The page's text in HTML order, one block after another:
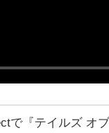
で『テイルズ オ